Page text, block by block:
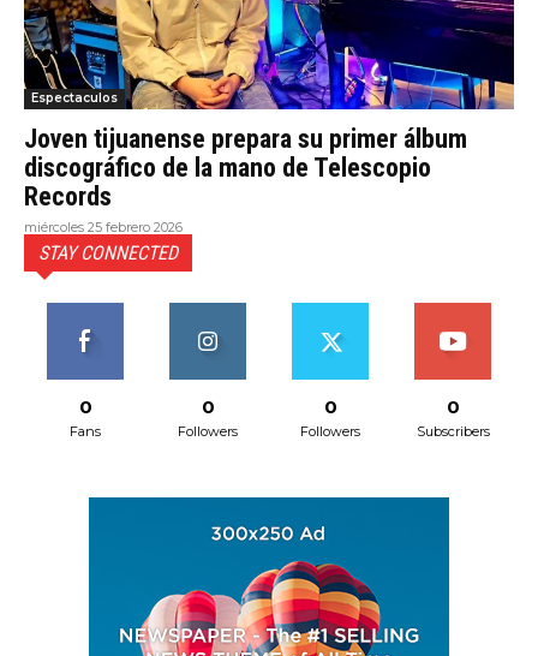
Espectaculos
Joven tijuanense prepara su primer álbum
discográfico de la mano de Telescopio
Records
miércoles 25 febrero 2026
STAY CONNECTED
0
Fans
0
Followers
0
Followers
0
Subscribers